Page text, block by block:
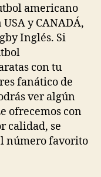
americano
y CANADÁ,
Inglés. Si
con tu
fanático de
ver algún
ofrecemos con
calidad, se
número favorito